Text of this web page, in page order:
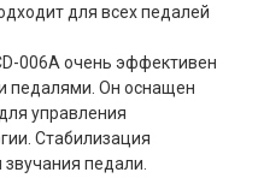
для всех педалей
006A очень эффективен
педалями. Он оснащен
управления
Стабилизация
педали.